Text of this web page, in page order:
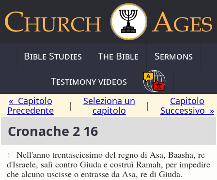
Bible Studies The Bible
Sermons
Testimony videos
« Capitolo
Precedente
|
Seleziona un
capitolo
|
Capitolo
Successivo »
Cronache 2 16
1
Nell'anno trentaseiesimo del regno di Asa, Baasha, re
d'Israele, salì contro Giuda e costruì Ramah, per impedire
che alcuno uscisse o entrasse da Asa, re di Giuda.